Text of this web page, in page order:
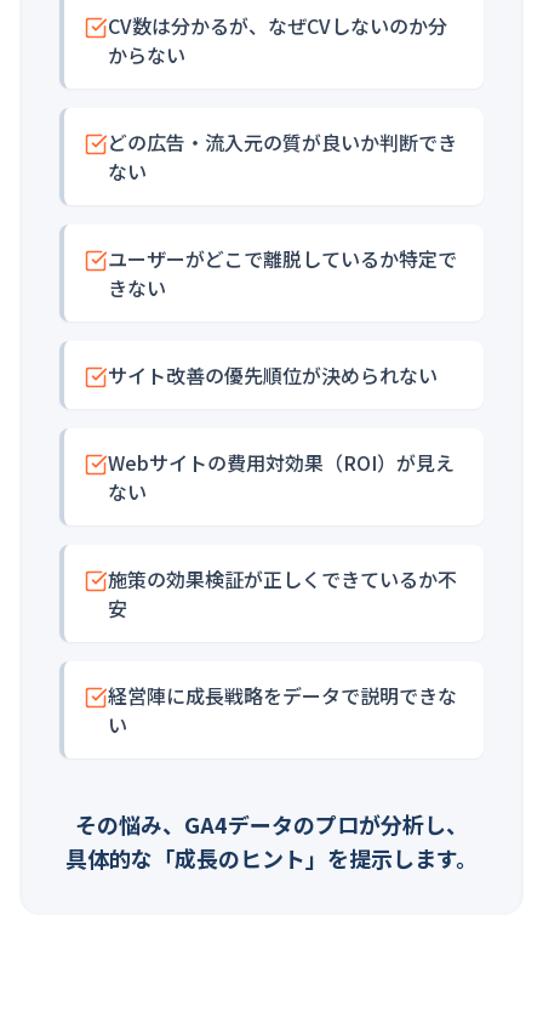
CV数は分かるが、なぜCVしないのか分
からない
どの広告・流入元の質が良いか判断でき
ない
ユーザーがどこで離脱しているか特定で
きない
サイト改善の優先順位が決められない
Webサイトの費用対効果（ROI）が見え
ない
施策の効果検証が正しくできているか不
安
経営陣に成長戦略をデータで説明できな
い
その悩み、GA4データのプロが分析し、
具体的な「成長のヒント」を提示します。